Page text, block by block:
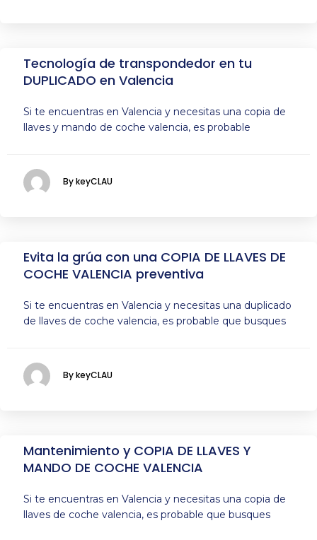
Tecnología de transpondedor en tu
DUPLICADO en Valencia
Si te encuentras en Valencia y necesitas una copia de
llaves y mando de coche valencia, es probable
By keyCLAU
Evita la grúa con una COPIA DE LLAVES DE
COCHE VALENCIA preventiva
Si te encuentras en Valencia y necesitas una duplicado
de llaves de coche valencia, es probable que busques
By keyCLAU
Mantenimiento y COPIA DE LLAVES Y
MANDO DE COCHE VALENCIA
Si te encuentras en Valencia y necesitas una copia de
llaves de coche valencia, es probable que busques